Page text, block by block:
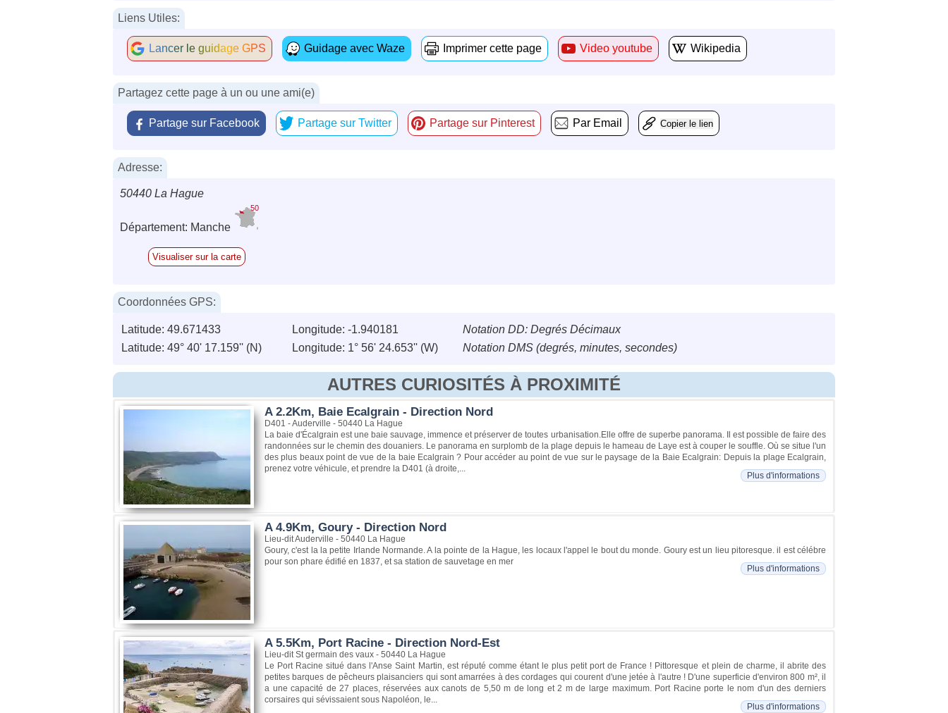
Liens Utiles:
Lancer le guidage GPS Guidage avec Waze Imprimer cette page Video youtube Wikipedia
Partagez cette page à un ou une ami(e)
Partage sur Facebook Partage sur Twitter Partage sur Pinterest Par Email Copier le lien
Adresse:
50440 La Hague
Département: Manche
50
Visualiser sur la carte
Coordonnées GPS:
Latitude: 49.671433 Longitude: -1.940181
Notation DD: Degrés Décimaux
Latitude: 49° 40' 17.159'' (N)
Longitude: 1° 56' 24.653'' (W) Notation DMS (degrés, minutes, secondes)
AUTRES CURIOSITÉS À PROXIMITÉ
A 2.2Km, Baie Ecalgrain - Direction Nord
D401 - Auderville - 50440 La Hague
La baie d'Écalgrain est une baie sauvage, immence et préserver de toutes urbanisation.Elle offre de superbe panorama. Il est possible de faire des
randonnées sur le chemin des douaniers. Le panorama en surplomb de la plage depuis le hameau de Laye est à couper le souffle. Où se situe l'un
des plus beaux point de vue de la baie Ecalgrain ? Pour accéder au point de vue sur le paysage de la Baie Ecalgrain: Depuis la plage Ecalgrain,
prenez votre véhicule, et prendre la D401 (à droite,...
Plus d'informations
A 4.9Km, Goury - Direction Nord
Lieu-dit Auderville - 50440 La Hague
Goury, c'est la la petite Irlande Normande. A la pointe de la Hague, les locaux l'appel le bout du monde. Goury est un lieu pitoresque. il est célébre
pour son phare édifié en 1837, et sa station de sauvetage en mer
Plus d'informations
A 5.5Km, Port Racine - Direction Nord-Est
Lieu-dit St germain des vaux - 50440 La Hague
Le Port Racine situé dans l'Anse Saint Martin, est réputé comme étant le plus petit port de France ! Pittoresque et plein de charme, il abrite des
petites barques de pêcheurs plaisanciers qui sont amarrées à des cordages qui courent d'une jetée à l'autre ! D'une superficie d'environ 800 m², il
a une capacité de 27 places, réservées aux canots de 5,50 m de long et 2 m de large maximum. Port Racine porte le nom d'un des derniers
corsaires qui sévissaient sous Napoléon, le...
Plus d'informations